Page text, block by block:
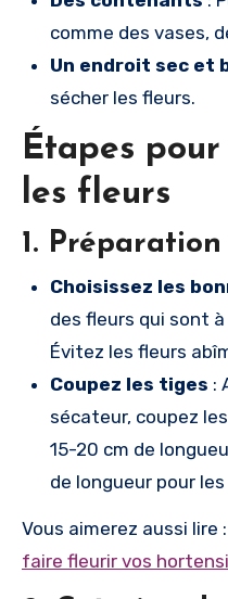
comme des vases,
Un endroit sec et
sécher les fleurs.
Étapes
les fleurs
1.
Choisissez les
des fleurs qui sont
Évitez les fleurs
Coupez les tiges :
sécateur, coupez
15-20 cm de
de longueur pour
Vous aimerez aussi lire :
faire fleurir vos